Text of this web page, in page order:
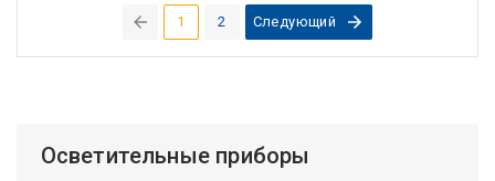
1(current)
2 Следующий
Осветительные приборы